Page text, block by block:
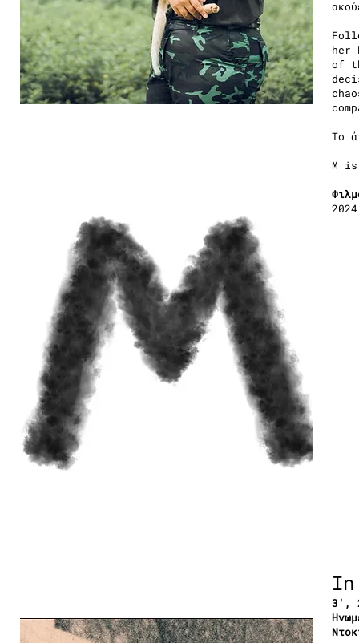
her
of
Το
M
3′,